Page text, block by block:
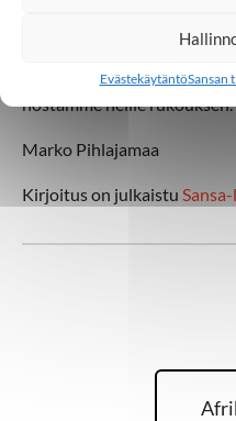
EvästekäytäntöSansan
− Olisimme kovin iloiset,
kunnioittavan suudelman.
nostamme heille rukouksen.
Marko Pihlajamaa
Kirjoitus on julkaistu